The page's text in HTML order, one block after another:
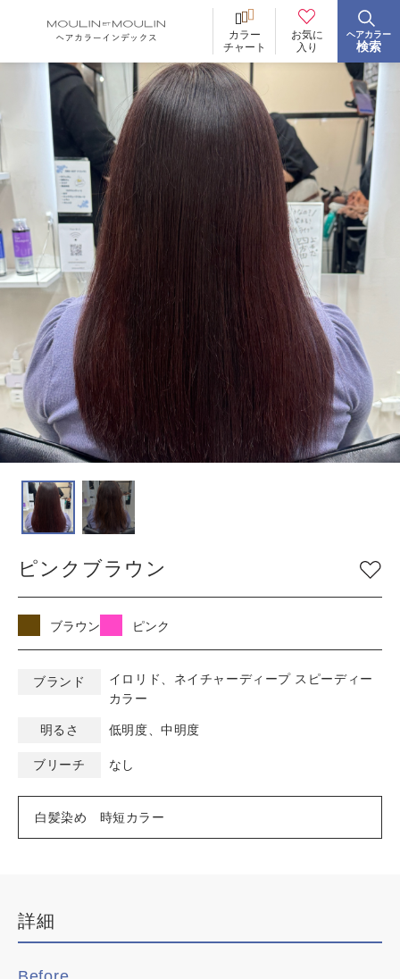
カラー
チャート
お気に
入り
ヘアカラー
検索
BRAND ブランド
イロリド
ヒカリナス
ノジア
ネイチャーディープカラー
ネイチャーディープ スピーディーカラー
TONE 明るさ
低明度 中明度 高明度
BLEACH ブリーチ
あり なし
COLOR 色
ベージュ
シルバー
ブラウン
ピンク
マット/グリーン
レッド
オレンジ
バイオレット/パープ
イエロー/ホワイト
KEYWORD キーワード
ミルキーベージュ
ブルーブラック
デザインカラー
ピンクブラウン
ブラウン ピンク
ブランド
イロリド、ネイチャーディープ スピーディー
カラー
明るさ 低明度、中明度
ブリーチ なし
白髪染め 時短カラー
詳細